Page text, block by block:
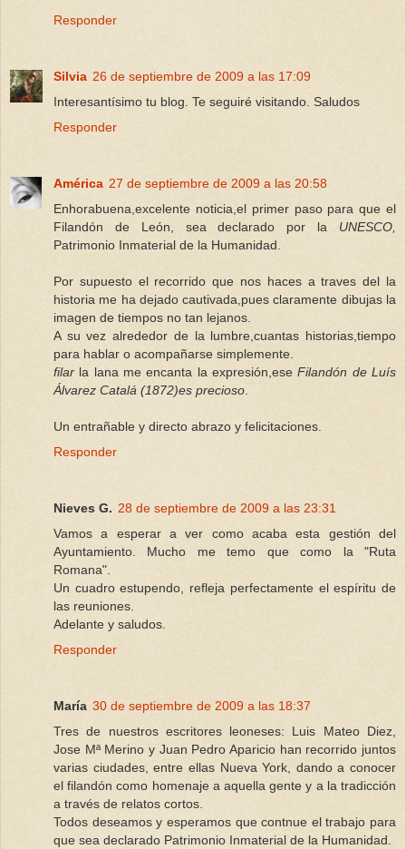
Responder
Silvia 26 de septiembre de 2009 a las 17:09
Interesantísimo tu blog. Te seguiré visitando. Saludos
Responder
América 27 de septiembre de 2009 a las 20:58
Enhorabuena,excelente noticia,el primer paso para que el
Filandón de León, sea declarado por la UNESCO,
Patrimonio Inmaterial de la Humanidad.
Por supuesto el recorrido que nos haces a traves del la
historia me ha dejado cautivada,pues claramente dibujas la
imagen de tiempos no tan lejanos.
A su vez alrededor de la lumbre,cuantas historias,tiempo
para hablar o acompañarse simplemente.
filar la lana me encanta la expresión,eseFilandón de Luís
Álvarez Catalá (1872)es precioso
Un entrañable y directo abrazo y felicitaciones.
Responder
Nieves G. 28 de septiembre de 2009 a las 23:31
Vamos a esperar a ver como acaba esta gestión del
Ayuntamiento. Mucho me temo que como la "Ruta
Romana".
Un cuadro estupendo, refleja perfectamente el espíritu de
las reuniones.
Adelante y saludos.
Responder
María 30 de septiembre de 2009 a las 18:37
Tres de nuestros escritores leoneses: Luis Mateo Diez,
Jose Mª Merino y Juan Pedro Aparicio han recorrido juntos
varias ciudades, entre ellas Nueva York, dando a conocer
el filandón como homenaje a aquella gente y a la tradicción
a través de relatos cortos.
Todos deseamos y esperamos que contnue el trabajo para
que sea declarado Patrimonio Inmaterial de la Humanidad.